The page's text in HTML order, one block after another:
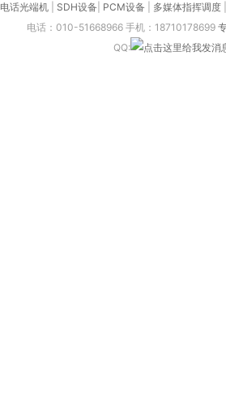
电话光端机 SDH设备 PCM设备 多媒体指挥调度
电话：010-51668966 手机：18710178699
QQ: